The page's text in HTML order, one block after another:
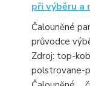
při výběru a
Čalouněné
průvodce
Zdroj: top-
polstrovane-